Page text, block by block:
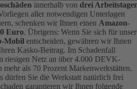
innerhalb von drei
aller notwendigen Unterlagen
schenken wir Ihnen einen Amazon-
Euro. Übrigens: Wenn Sie sich für
Mobil entscheiden, gewähren wir Ihnen
Kasko-Beitrag. Im Schadenfall
riesigen Netz an über 4.000 DEVK-
mehr als 70 Prozent Markenwerkstätten.
dürfen Sie die Werkstatt natürlich frei
garantieren wir Ihnen folgende